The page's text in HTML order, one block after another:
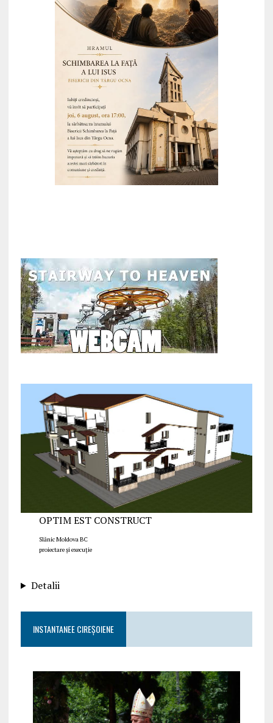
OPTIM EST CONSTRUCT
Slănic Moldova BC
proiectare și execuție
Detalii
INSTANTANEE CIREȘOIENE